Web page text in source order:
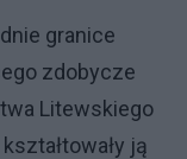
granice
zdobycze
Litewskiego
ją